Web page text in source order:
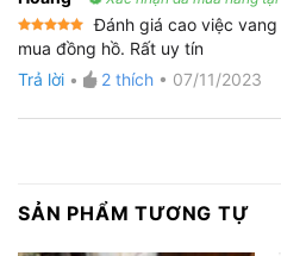
Được xếp
hạng 55
sao
Đánh giá cao việc
mua đồng hồ. Rất uy tín
Trả lời • 2 thích • 07/11/2023
SẢN PHẨM TƯƠNG TỰ